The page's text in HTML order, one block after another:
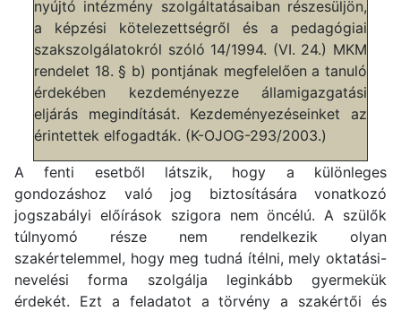
nyújtó intézmény szolgáltatásaiban részesüljön,
a képzési kötelezettségről és a pedagógiai
szakszolgálatokról szóló 14/1994. (VI. 24.) MKM
rendelet 18. § b) pontjának megfelelően a tanuló
érdekében kezdeményezze államigazgatási
eljárás megindítását. Kezdeményezéseinket az
érintettek elfogadták. (K-OJOG-293/2003.)
A fenti esetből látszik, hogy a különleges
gondozáshoz való jog biztosítására vonatkozó
jogszabályi előírások szigora nem öncélú. A szülők
túlnyomó része nem rendelkezik olyan
szakértelemmel, hogy meg tudná ítélni, mely oktatási-
nevelési forma szolgálja leginkább gyermekük
érdekét. Ezt a feladatot a törvény a szakértői és